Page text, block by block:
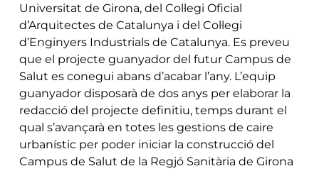
Universitat de Girona, del Col·legi Oficial
d’Arquitectes de Catalunya i del Col·legi
d’Enginyers Industrials de Catalunya. Es preveu
que el projecte guanyador del futur Campus de
Salut es conegui abans d’acabar l’any. L’equip
guanyador disposarà de dos anys per elaborar la
redacció del projecte definitiu, temps durant el
qual s’avançarà en totes les gestions de caire
urbanístic per poder iniciar la construcció del
Campus de Salut de la Regjó Sanitària de Girona